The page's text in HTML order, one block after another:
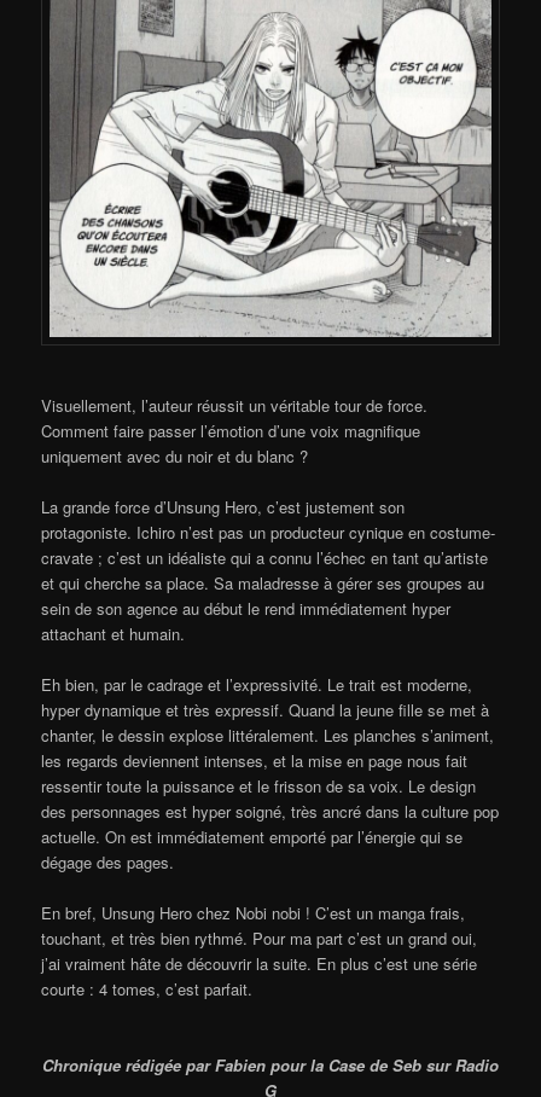
Visuellement, l’auteur réussit un véritable tour de force.
Comment faire passer l’émotion d’une voix magnifique
uniquement avec du noir et du blanc ?
La grande force d’Unsung Hero, c’est justement son
protagoniste. Ichiro n’est pas un producteur cynique en costume-
cravate ; c’est un idéaliste qui a connu l’échec en tant qu’artiste
et qui cherche sa place. Sa maladresse à gérer ses groupes au
sein de son agence au début le rend immédiatement hyper
attachant et humain.
Eh bien, par le cadrage et l’expressivité. Le trait est moderne,
hyper dynamique et très expressif. Quand la jeune fille se met à
chanter, le dessin explose littéralement. Les planches s’animent,
les regards deviennent intenses, et la mise en page nous fait
ressentir toute la puissance et le frisson de sa voix. Le design
des personnages est hyper soigné, très ancré dans la culture pop
actuelle. On est immédiatement emporté par l’énergie qui se
dégage des pages.
En bref, Unsung Hero chez Nobi nobi ! C’est un manga frais,
touchant, et très bien rythmé. Pour ma part c’est un grand oui,
j’ai vraiment hâte de découvrir la suite. En plus c’est une série
courte : 4 tomes, c’est parfait.
Chronique rédigée par Fabien pour la Case de Seb sur Radio
G